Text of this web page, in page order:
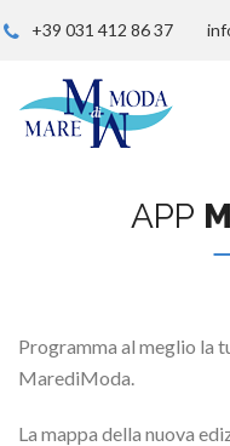
+39 031 412 86 37
APP
Programma al meglio la
MarediModa.
La mappa della nuova